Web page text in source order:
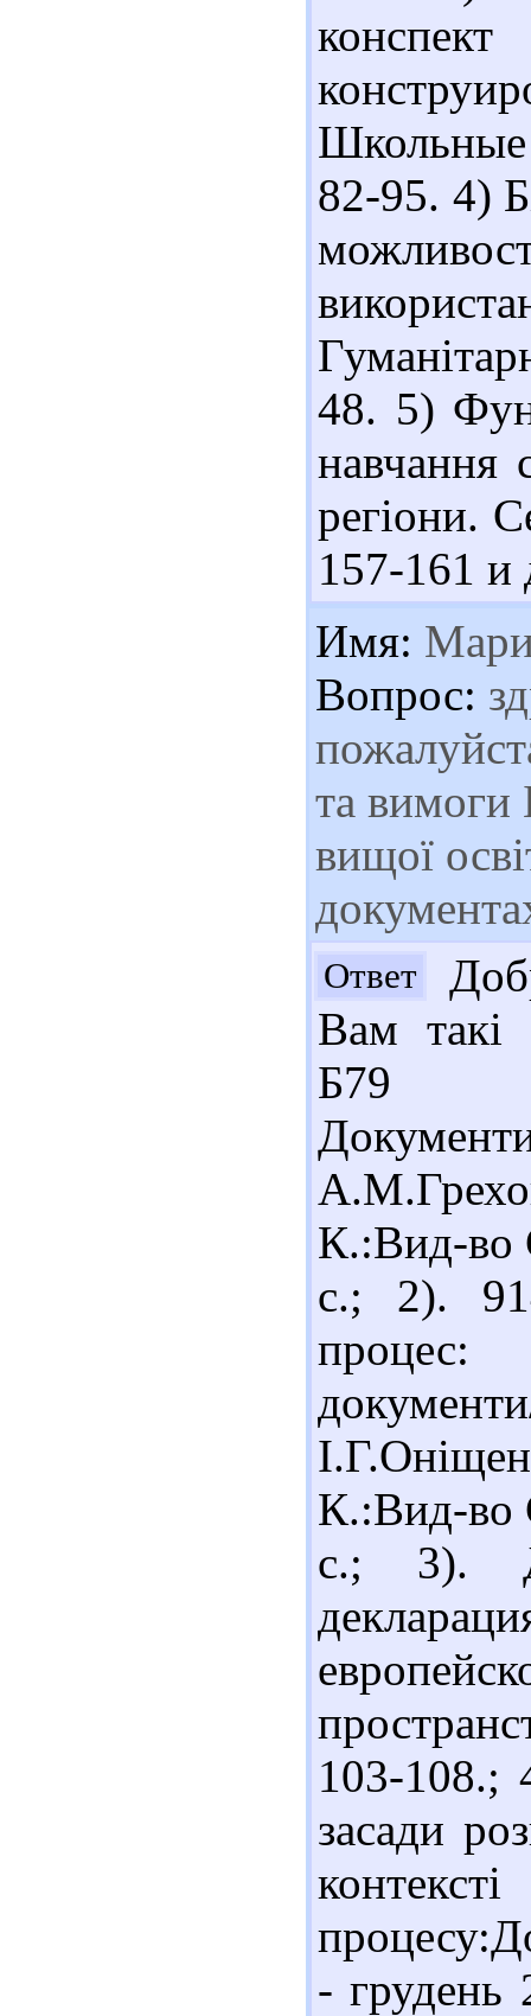
82-95. 4)
48. 5)
навчання
регіони.
157-161 и
Имя:
Вопрос:
та вимоги
вищої
Ответ
Вам такі
Б79
К.:Вид-во
с.; 2).
К.:Вид-во
с.; 3).
103-108.;
засади
- грудень